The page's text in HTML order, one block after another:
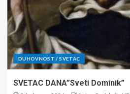
DUHOVNOST / SVETAC
SVETAC DANA”Sveti Dominik”